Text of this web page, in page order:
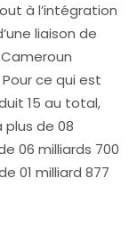
à l’intégration
liaison de
ce qui est
15 au total,
de 08
06 milliards 700
01 milliard 877